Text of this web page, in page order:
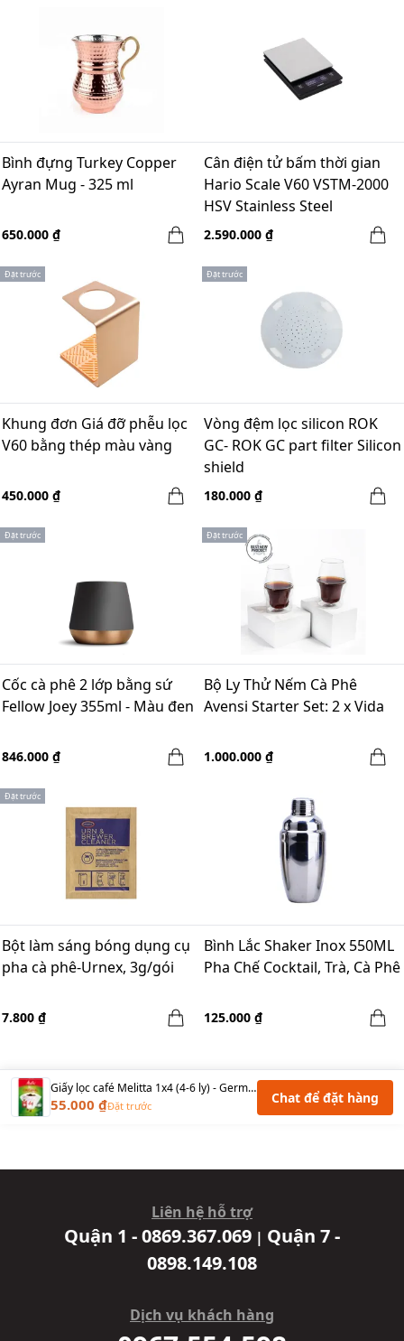
Bình đựng Turkey Copper
Ayran Mug - 325 ml
650.000 ₫
Cân điện tử bấm thời gian
Hario Scale V60 VSTM-2000
HSV Stainless Steel
2.590.000 ₫
Đặt trước
Khung đơn Giá đỡ phễu lọc
V60 bằng thép màu vàng
450.000 ₫
Đặt trước
Vòng đệm lọc silicon ROK
GC- ROK GC part filter Silicon
shield
180.000 ₫
Đặt trước
Cốc cà phê 2 lớp bằng sứ
Fellow Joey 355ml - Màu đen
846.000 ₫
Đặt trước
Bộ Ly Thử Nếm Cà Phê
Avensi Starter Set: 2 x Vida
1.000.000 ₫
Đặt trước
Bột làm sáng bóng dụng cụ
pha cà phê-Urnex, 3g/gói
7.800 ₫
Bình Lắc Shaker Inox 550ML
Pha Chế Cocktail, Trà, Cà Phê
125.000 ₫
Giấy lọc café Melitta 1x4 (4-6 ly) - Germany
55.000 ₫Đặt trước Chat để đặt hàng
Liên hệ hỗ trợ
Quận 1 - 0869.367.069 | Quận 7 -
0898.149.108
Dịch vụ khách hàng